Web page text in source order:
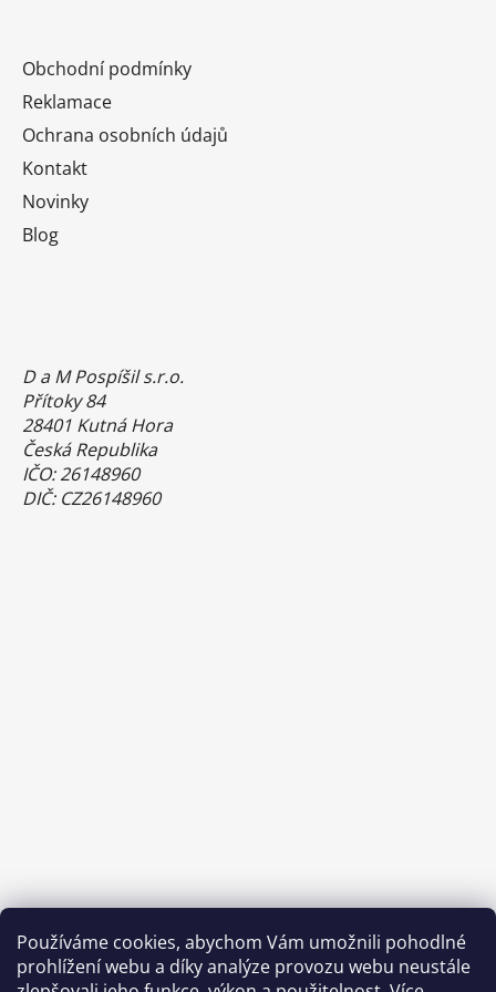
Používáme cookies, abychom Vám umožnili pohodlné
prohlížení webu a díky analýze provozu webu neustále
Obchodní podmínky
Reklamace
Ochrana osobních údajů
Kontakt
Novinky
Blog
D a M Pospíšil s.r.o.
Přítoky 84
28401 Kutná Hora
Česká Republika
IČO: 26148960
DIČ: CZ26148960